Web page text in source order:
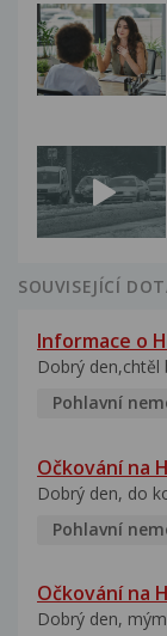
SOUVISEJÍCÍ
Informace o
Dobrý den,chtěl
Pohlavní
Očkování na
Dobrý den, do
Pohlavní
Očkování na
Dobrý den,